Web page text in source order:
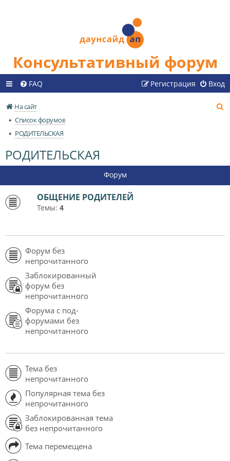
Консультативный форум
FAQ Вход
Регистрация
На сайт
Список форумов
РОДИТЕЛЬСКАЯ
РОДИТЕЛЬСКАЯ
Форум
ОБЩЕНИЕ РОДИТЕЛЕЙ
Темы: 4
Форум без
непрочитанного
Заблокированный
форум без
непрочитанного
Форума с под-
форумами без
непрочитанного
Тема без
непрочитанного
Популярная тема без
непрочитанного
Заблокированная тема
без непрочитанного
Тема перемещена